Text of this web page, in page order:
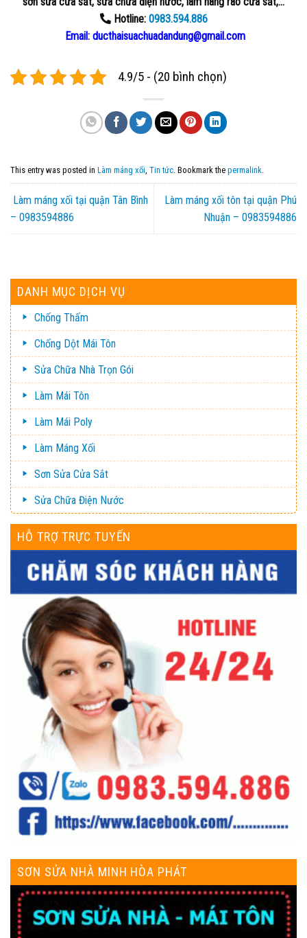
Hotline: 0983.594.886
Email: ducthaisuachuadandung@gmail.com
4.9/5 - (20 bình chọn)
This entry was posted in Làm máng xối, Tin tức. Bookmark the permalink.
Làm máng xối tại quận Tân Bình
– 0983594886
Làm máng xối tôn tại quận Phú
Nhuận – 0983594886
DANH MỤC DỊCH VỤ
Chống Thấm
Chống Dột Mái Tôn
Sửa Chữa Nhà Trọn Gói
Làm Mái Tôn
Làm Mái Poly
Làm Máng Xối
Sơn Sửa Cửa Sắt
Sửa Chữa Điện Nước
HỖ TRỢ TRỰC TUYẾN
SƠN SỬA NHÀ MINH HÒA PHÁT